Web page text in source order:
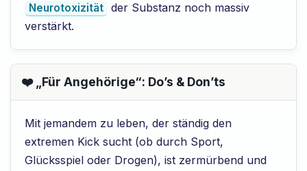
Neurotoxizität der Substanz noch massiv
verstärkt.
❤️ „Für Angehörige“: Do’s & Don’ts
Mit jemandem zu leben, der ständig den
extremen Kick sucht (ob durch Sport,
Glücksspiel oder Drogen), ist zermürbend und